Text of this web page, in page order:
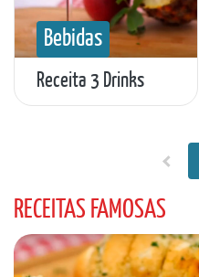
Bebidas
Receita 3 Drinks
RECEITAS FAMOSAS